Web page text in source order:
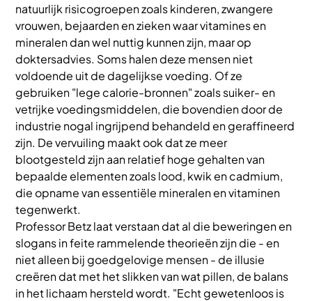
natuurlijk risicogroepen zoals kinderen, zwangere
vrouwen, bejaarden en zieken waar vitamines en
mineralen dan wel nuttig kunnen zijn, maar op
doktersadvies. Soms halen deze mensen niet
voldoende uit de dagelijkse voeding. Of ze
gebruiken "lege calorie-bronnen" zoals suiker- en
vetrijke voedingsmiddelen, die bovendien door de
industrie nogal ingrijpend behandeld en geraffineerd
zijn. De vervuiling maakt ook dat ze meer
blootgesteld zijn aan relatief hoge gehalten van
bepaalde elementen zoals lood, kwik en cadmium,
die opname van essentiële mineralen en vitaminen
tegenwerkt.
Professor Betz laat verstaan dat al die beweringen en
slogans in feite rammelende theorieën zijn die - en
niet alleen bij goedgelovige mensen - de illusie
creëren dat met het slikken van wat pillen, de balans
in het lichaam hersteld wordt. "Echt gewetenloos is